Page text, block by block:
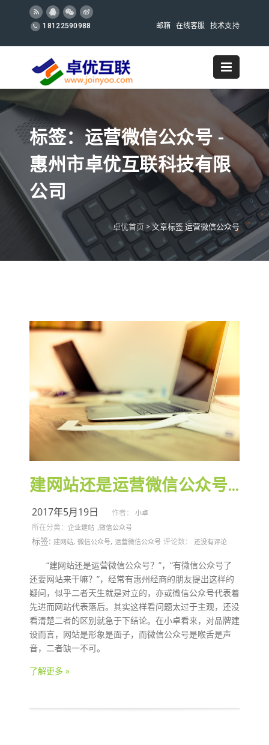
18122590988 邮箱 在线客服 技术支持
标签：运营微信公众号 -
惠州市卓优互联科技有限
公司
卓优首页>文章标签 运营微信公众号
建网站还是运营微信公众号？
2017年5月19日 作者： 小卓
所在分类： 企业建站 ,微信公众号
标签: 建网站, 微信公众号, 运营微信公众号 评论数： 还没有评论
“建网站还是运营微信公众号？”，“有微信公众号了
还要网站来干嘛？”，经常有惠州经商的朋友提出这样的
疑问，似乎二者天生就是对立的，亦或微信公众号代表着
先进而网站代表落后。其实这样看问题太过于主观，还没
看清楚二者的区别就急于下结论。在小卓看来，对品牌建
设而言，网站是形象是面子，而微信公众号是喉舌是声
音，二者缺一不可。
了解更多 »